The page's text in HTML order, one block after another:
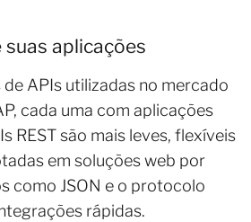
aplicações
APIs utilizadas no mercado
cada uma com aplicações
REST são mais leves, flexíveis
em soluções web por
como JSON e o protocolo
rápidas.